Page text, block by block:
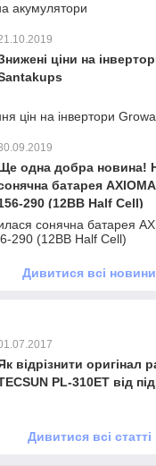
акумулятори
ціни на
цін на інвертори
одна добра новина!
батарея
290 (12BB Half Cell)
сонячна батарея
290 (12BB Half Cell)
Дивитися всі новини
відрізнити оригінал
PL-310ET від
Дивитися всі статті